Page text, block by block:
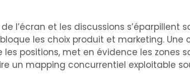
l’écran et les discussions s’éparpillent
les choix produit et marketing.
positions, met en évidence les zones
un mapping concurrentiel exploitable